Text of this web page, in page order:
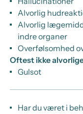
Alvorlig
Alvorlig
indre organer
Overfølsomhed
Oftest ikke
Gulsot
Har du været i